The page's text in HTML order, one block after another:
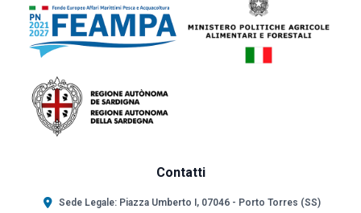
Contatti
Sede Legale: Piazza Umberto I, 07046 - Porto Torres (SS)